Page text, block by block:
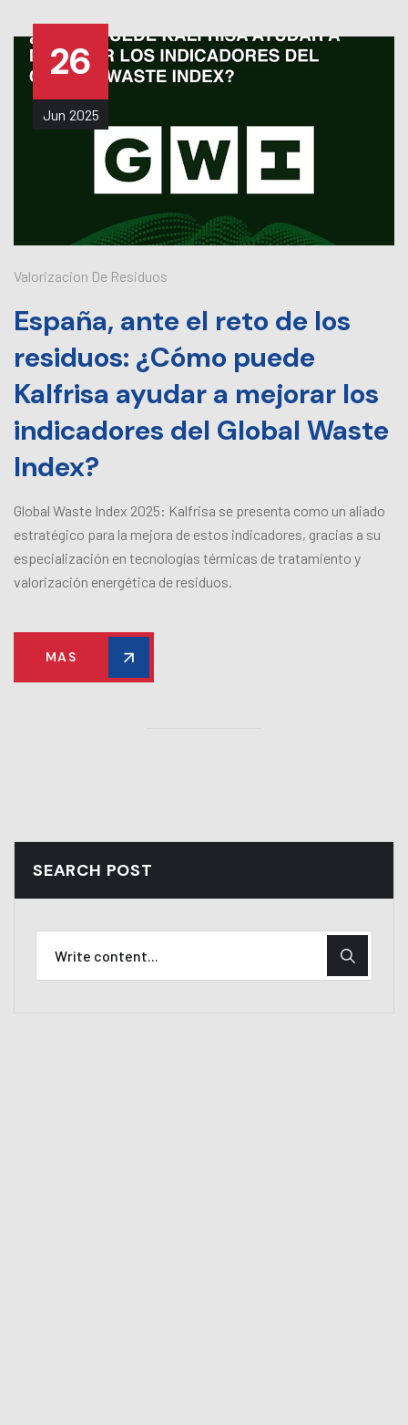
26
Jun 2025
Valorizacion De Residuos
España, ante el reto de los
residuos: ¿Cómo puede
Kalfrisa ayudar a mejorar los
indicadores del Global Waste
Index?
Global Waste Index 2025: Kalfrisa se presenta como un aliado
estratégico para la mejora de estos indicadores, gracias a su
especialización en tecnologías térmicas de tratamiento y
valorización energética de residuos.
MAS
SEARCH POST